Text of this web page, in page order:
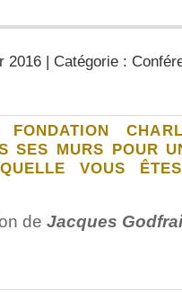
2016 | Catégorie :
SES MURS POUR
VOUS
de Jacques